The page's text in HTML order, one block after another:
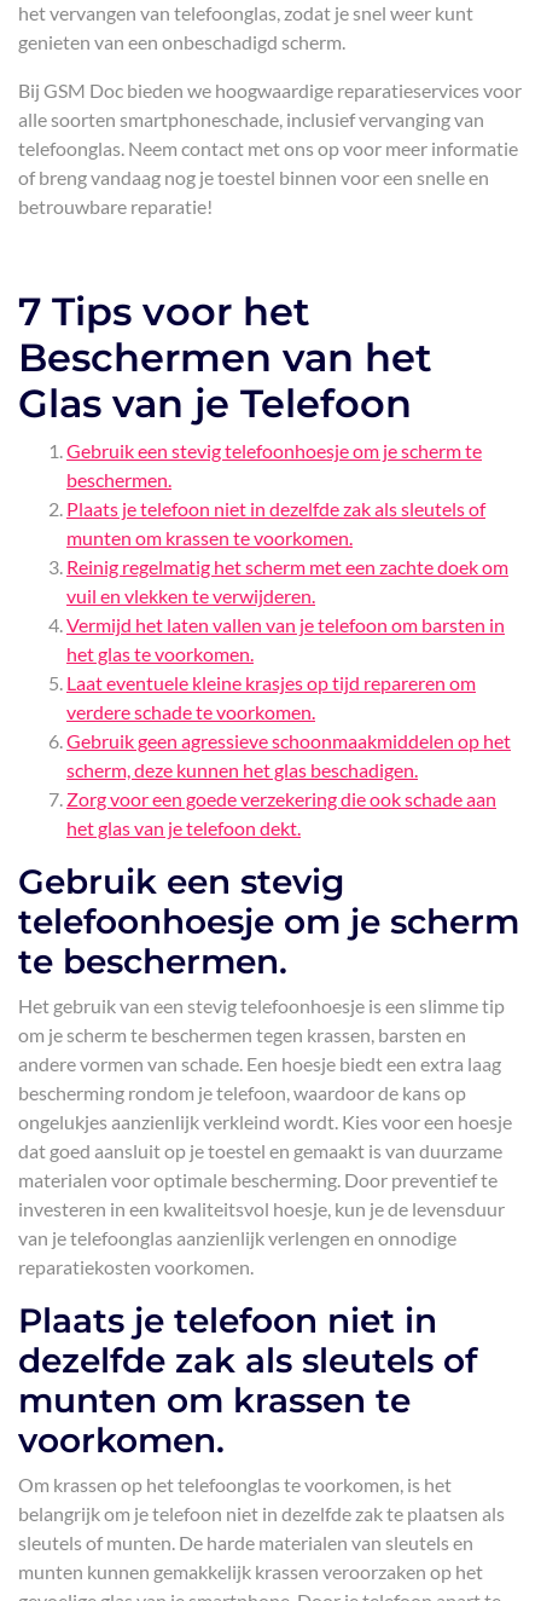
het vervangen van telefoonglas, zodat je snel weer kunt
genieten van een onbeschadigd scherm.
Bij GSM Doc bieden we hoogwaardige reparatieservices voor
alle soorten smartphoneschade, inclusief vervanging van
telefoonglas. Neem contact met ons op voor meer informatie
of breng vandaag nog je toestel binnen voor een snelle en
betrouwbare reparatie!
7 Tips voor het
Beschermen van het
Glas van je Telefoon
Gebruik een stevig telefoonhoesje om je scherm te
beschermen.
Plaats je telefoon niet in dezelfde zak als sleutels of
munten om krassen te voorkomen.
Reinig regelmatig het scherm met een zachte doek om
vuil en vlekken te verwijderen.
Vermijd het laten vallen van je telefoon om barsten in
het glas te voorkomen.
Laat eventuele kleine krasjes op tijd repareren om
verdere schade te voorkomen.
Gebruik geen agressieve schoonmaakmiddelen op het
scherm, deze kunnen het glas beschadigen.
Zorg voor een goede verzekering die ook schade aan
het glas van je telefoon dekt.
Gebruik een stevig
telefoonhoesje om je scherm
te beschermen.
Het gebruik van een stevig telefoonhoesje is een slimme tip
om je scherm te beschermen tegen krassen, barsten en
andere vormen van schade. Een hoesje biedt een extra laag
bescherming rondom je telefoon, waardoor de kans op
ongelukjes aanzienlijk verkleind wordt. Kies voor een hoesje
dat goed aansluit op je toestel en gemaakt is van duurzame
materialen voor optimale bescherming. Door preventief te
investeren in een kwaliteitsvol hoesje, kun je de levensduur
van je telefoonglas aanzienlijk verlengen en onnodige
reparatiekosten voorkomen.
Plaats je telefoon niet in
dezelfde zak als sleutels of
munten om krassen te
voorkomen.
Om krassen op het telefoonglas te voorkomen, is het
belangrijk om je telefoon niet in dezelfde zak te plaatsen als
sleutels of munten. De harde materialen van sleutels en
munten kunnen gemakkelijk krassen veroorzaken op het